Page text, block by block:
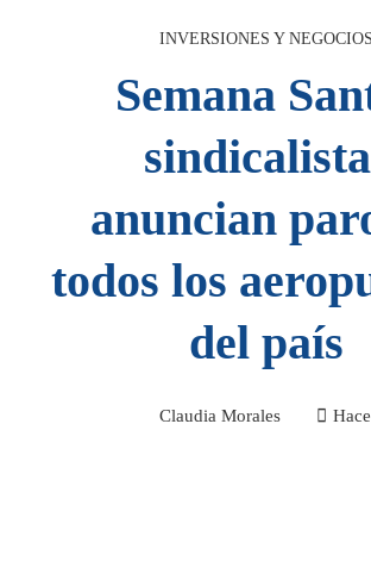
INVERSIONES Y NEGOCIOS
Semana
anuncian
todos los
del país
Claudia Morales